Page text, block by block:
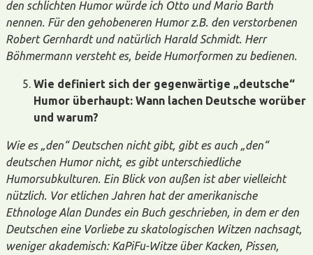
den schlichten Humor würde ich Otto und Mario Barth
nennen. Für den gehobeneren Humor z.B. den verstorbenen
Robert Gernhardt und natürlich Harald Schmidt. Herr
Böhmermann versteht es, beide Humorformen zu bedienen.
Wie definiert sich der gegenwärtige „deutsche“
Humor überhaupt: Wann lachen Deutsche worüber
und warum?
Wie es „den“ Deutschen nicht gibt, gibt es auch „den“
deutschen Humor nicht, es gibt unterschiedliche
Humorsubkulturen. Ein Blick von außen ist aber vielleicht
nützlich. Vor etlichen Jahren hat der amerikanische
Ethnologe Alan Dundes ein Buch geschrieben, in dem er den
Deutschen eine Vorliebe zu skatologischen Witzen nachsagt,
weniger akademisch: KaPiFu-Witze über Kacken, Pissen,